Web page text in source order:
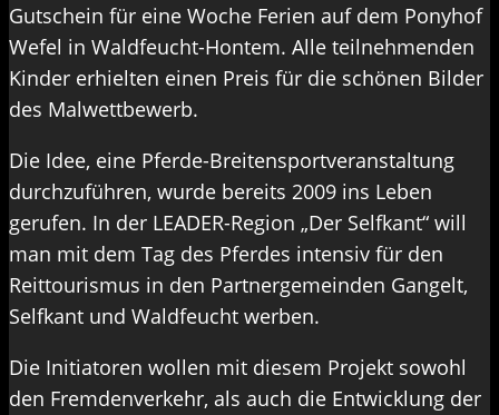
Gutschein für eine Woche Ferien auf dem Ponyhof
Wefel in Waldfeucht-Hontem. Alle teilnehmenden
Kinder erhielten einen Preis für die schönen Bilder
des Malwettbewerb.
Die Idee, eine Pferde-Breitensportveranstaltung
durchzuführen, wurde bereits 2009 ins Leben
gerufen. In der LEADER-Region „Der Selfkant“ will
man mit dem Tag des Pferdes intensiv für den
Reittourismus in den Partnergemeinden Gangelt,
Selfkant und Waldfeucht werben.
Die Initiatoren wollen mit diesem Projekt sowohl
den Fremdenverkehr, als auch die Entwicklung der